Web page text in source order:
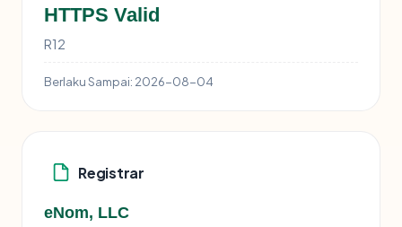
HTTPS Valid
R12
Berlaku Sampai: 2026-08-04
Registrar
eNom, LLC